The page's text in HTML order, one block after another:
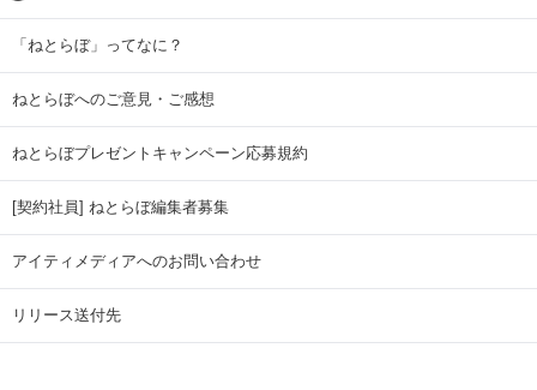
「ねとらぼ」ってなに？
ねとらぼへのご意見・ご感想
ねとらぼプレゼントキャンペーン応募規約
[契約社員] ねとらぼ編集者募集
アイティメディアへのお問い合わせ
リリース送付先